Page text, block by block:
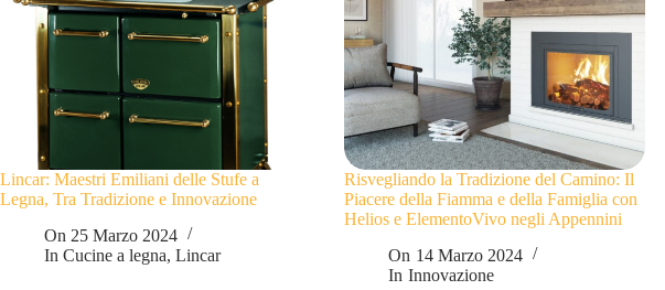
Lincar: Maestri Emiliani delle Stufe a
Legna, Tra Tradizione e Innovazione
On 25 Marzo 2024
In Cucine a legna,Lincar
Risvegliando la Tradizione del Camino: Il
Piacere della Fiamma e della Famiglia con
Helios e ElementoVivo negli Appennini
On 14 Marzo 2024
In Innovazione